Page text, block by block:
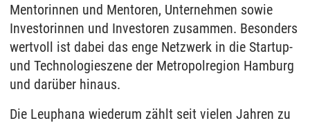
Mentorinnen und Mentoren, Unternehmen sowie
Investorinnen und Investoren zusammen. Besonders
wertvoll ist dabei das enge Netzwerk in die Startup-
und Technologieszene der Metropolregion Hamburg
und darüber hinaus.
Die Leuphana wiederum zählt seit vielen Jahren zu